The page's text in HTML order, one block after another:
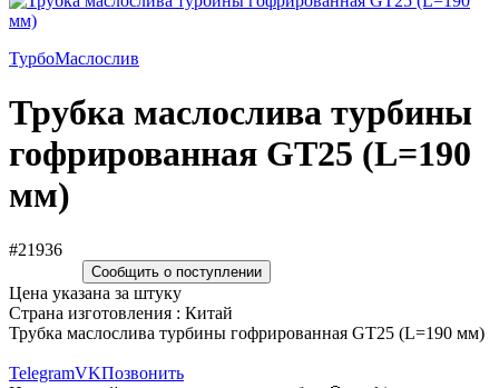
ТурбоМаслослив
Трубка маслослива турбины
гофрированная GT25 (L=190
мм)
#21936
Сообщить о поступлении
Цена указана за штуку
Страна изготовления : Китай
Трубка маслослива турбины гофрированная GT25 (L=190 мм)
TelegramVKПозвонить